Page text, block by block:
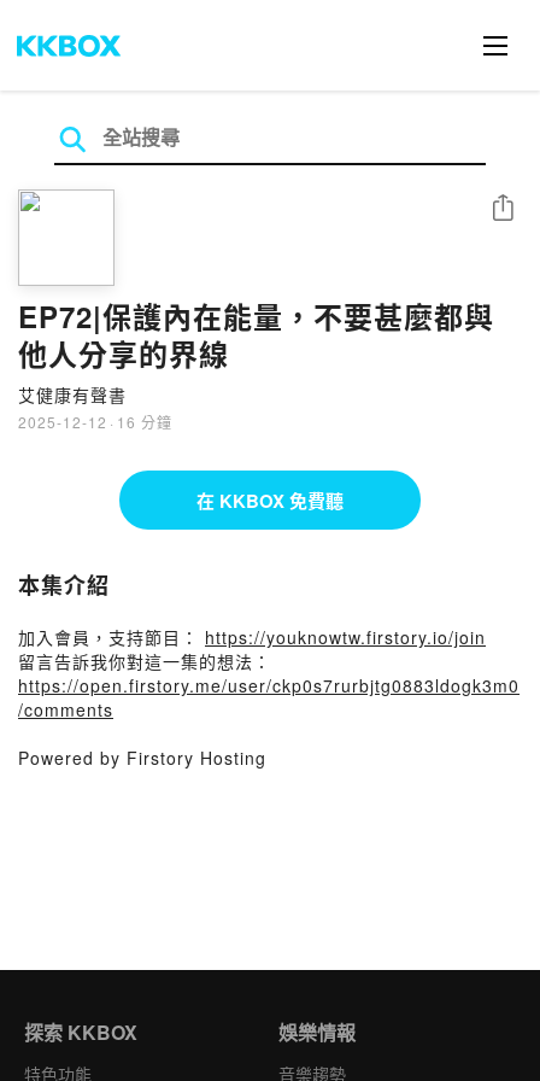
EP72|保護內在能量，不要甚麼都與
他人分享的界線
艾健康有聲書
2025-12-12 · 16 分鐘
分享
在 KKBOX 免費聽
本集介紹
加入會員，支持節目： https://youknowtw.firstory.io/join
留言告訴我你對這一集的想法：
https://open.firstory.me/user/ckp0s7rurbjtg0883ldogk3m0
/comments
Powered by Firstory Hosting
探索 KKBOX
特色功能
娛樂情報
音樂趨勢